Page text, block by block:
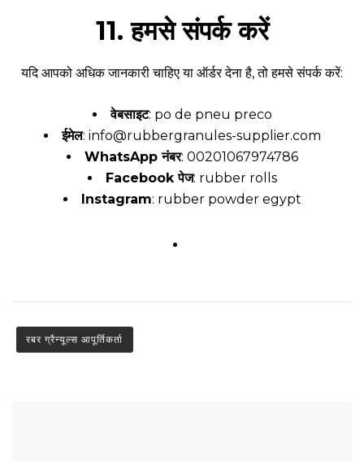
11. हमसे संपर्क करें
यदि आपको अधिक जानकारी चाहिए या ऑर्डर देना है, तो हमसे संपर्क करें:
वेबसाइट: po de pneu preco
ईमेल: info@rubbergranules-supplier.com
WhatsApp नंबर: 00201067974786
Facebook पेज: rubber rolls
Instagram: rubber powder egypt
रबर ग्रैन्यूल्स आपूर्तिकर्ता